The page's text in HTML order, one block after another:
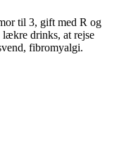
til 3, gift med R og
lækre drinks, at rejse
fibromyalgi.